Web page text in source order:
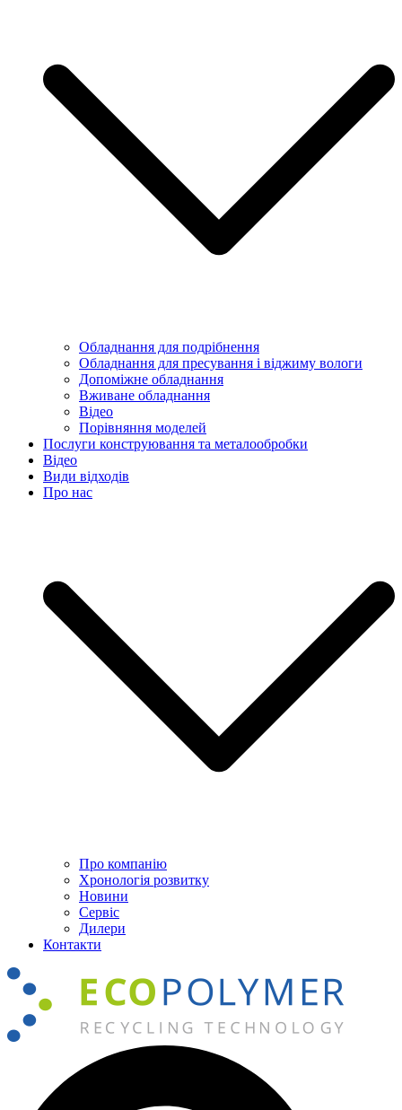
Обладнання для подрібнення
Обладнання для пресування і віджиму вологи
Допоміжне обладнання
Вживане обладнання
Відео
Порівняння моделей
Послуги конструювання та металообробки
Відео
Види відходів
Про нас
Про компанію
Хронологія розвитку
Новини
Сервіс
Дилери
Контакти